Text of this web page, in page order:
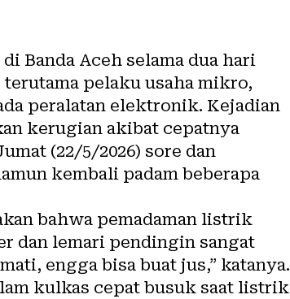
Banda Aceh selama dua hari
pelaku usaha mikro,
peralatan elektronik. Kejadian
kerugian akibat cepatnya
(22/5/2026) sore dan
kembali padam beberapa
bahwa pemadaman listrik
dan lemari pendingin sangat
engga bisa buat jus,” katanya.
kulkas cepat busuk saat listrik